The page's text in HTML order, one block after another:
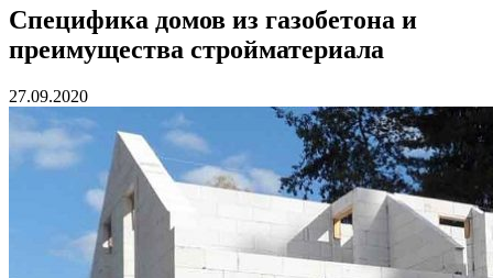
Специфика домов из газобетона и
преимущества стройматериала
27.09.2020